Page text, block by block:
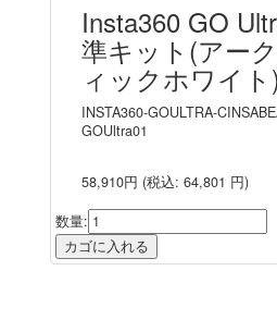
Insta360 GO
準キット(アー
ィックホワイ
INSTA360-GOULTRA-
GOUltra01
58,910円 (税込: 64,801 円)
数量: